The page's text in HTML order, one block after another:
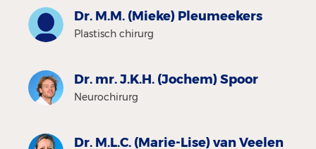
Dr. M.M. (Mieke) Pleumeekers
Plastisch chirurg
Dr. mr. J.K.H. (Jochem) Spoor
Neurochirurg
Dr. M.L.C. (Marie-Lise) van Veelen